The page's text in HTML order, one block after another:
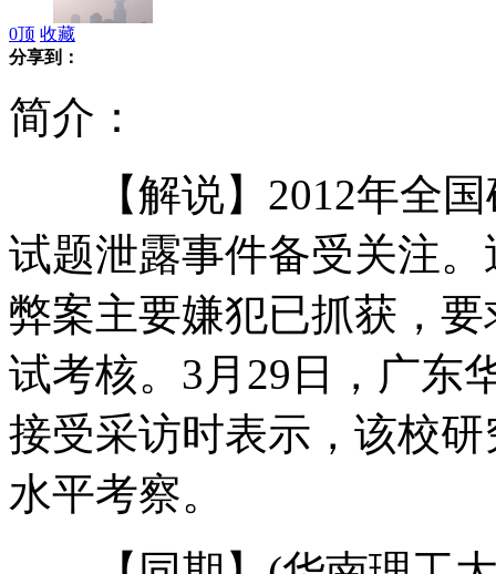
杜汶泽告别微博 力挺舒淇
滨崎步新辑首周销仅9.8万
美女老板顾春芳欠债数亿 曾自残
0顶 收藏
分享到：
简介：
【解说】2012年全国
试题泄露事件备受关注
弊案主要嫌犯已抓获，
试考核。3月29日，广东
接受采访时表示，该校
水平考察。